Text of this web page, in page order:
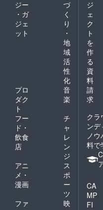
ジー
・ガ
ジェ
ット
づ
く
り
・
地
域
活
性
化
プロ
ダク
ト
音
楽
フー
ド・
飲食
店
チ
ャ
レ
ン
ジ
アニ
メ・
漫画
ス
ポ
ー
ツ
ファ
映
ジ
ェ
ク
ト
を
作
る
資
料
請
求
クラ
ン
ノ
料で
CA
MP
FI